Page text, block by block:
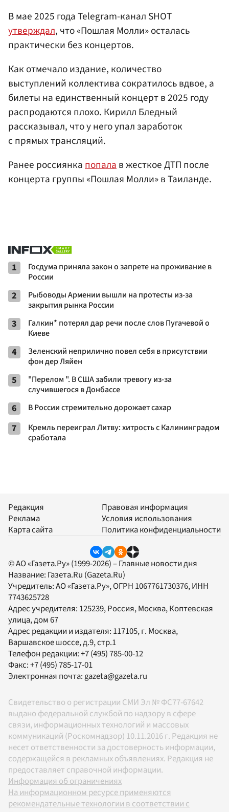
В мае 2025 года Telegram-канал SHOT
утверждал, что «Пошлая Молли» осталась
практически без концертов.
Как отмечало издание, количество
выступлений коллектива сократилось вдвое, а
билеты на единственный концерт в 2025 году
распродаются плохо. Кирилл Бледный
рассказывал, что у него упал заработок
с прямых трансляций.
Ранее россиянкапопалав жесткое ДТП после
концерта группы «Пошлая Молли» в Таиланде.
1
Госдума приняла закон о запрете на проживание в
России
2
Рыбоводы Армении вышли на протесты из-за
закрытия рынка России
3
Галкин* потерял дар речи после слов Пугачевой о
Киеве
4
Зеленский неприлично повел cебя в присутствии
фон дер Ляйен
5
"Перелом ". В США забили тревогу из-за
случившегося в Донбассе
6 В России стремительно дорожает сахар
7
Кремль переиграл Литву: хитрость с Калининградом
сработала
Редакция
Реклама
Карта сайта
Правовая информация
Условия использования
Политика конфиденциальности
© АО «Газета.Ру» (1999-2026) – Главные новости дня
Название: Газета.Ru (Gazeta.Ru)
Учредитель:АО «Газета.Ру», ОГРН 1067761730376, ИНН
7743625728
Адрес учредителя: 125239, Россия, Москва, Коптевская
улица, дом 67
Адрес редакции и издателя: 117105, г. Москва,
Варшавское шоссе, д.9, стр.1
Телефон редакции:+7 (495) 785-00-12
Факс:+7 (495) 785-17-01
Электронная почта: gazeta@gazeta.ru
Свидетельство о регистрации СМИ Эл № ФС77-67642
выдано федеральной службой по надзору в сфере
связи, информационных технологий и массовых
коммуникаций (Роскомнадзор) 10.11.2016 г. Редакция не
несет ответственности за достоверность информации,
содержащейся в рекламных объявлениях. Редакция не
предоставляет справочной информации.
Информация об ограничениях
На информационном ресурсе применяются
рекомендательные технологии в соответствии с